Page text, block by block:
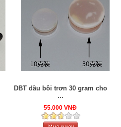
DBT dầu bôi trơn 30 gram cho
...
55.000 VNĐ